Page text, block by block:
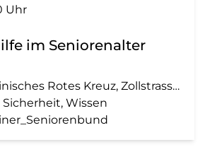
Uhr
im Seniorenalter
Rotes Kreuz, Zollstrasse 56 in Vaduz
Wissen